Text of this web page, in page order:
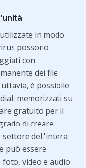
in modo
possono
con
dei file
è possibile
memorizzati su
gratuito per il
di creare
settore dell'intera
può essere
video e audio